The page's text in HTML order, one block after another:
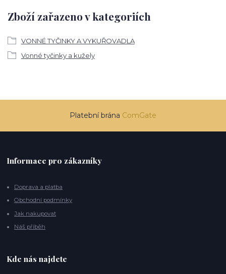
Zboží zařazeno v kategoriích
VONNÉ TYČINKY A VYKUŘOVADLA
Vonné tyčinky a kužely
Platební brána ComGate
Informace pro zákazníky
Doprava a platba
Obchodní podmínky
Jak nakupovat
Náš příběh
Kde nás najdete